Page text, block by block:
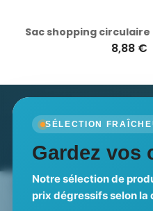
Sac shopping circulaire
8,88 €
SÉLECTION
Gardez vos
Notre sélection de
prix dégressifs selon la
Newsletter
Nos expertises &
global